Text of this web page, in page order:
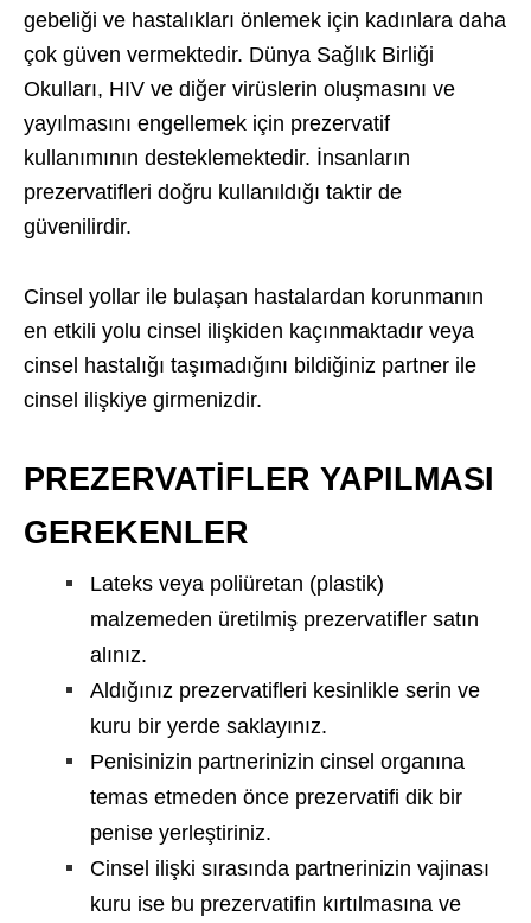
gebeliği ve hastalıkları önlemek için kadınlara daha
çok güven vermektedir. Dünya Sağlık Birliği
Okulları, HIV ve diğer virüslerin oluşmasını ve
yayılmasını engellemek için prezervatif
kullanımının desteklemektedir. İnsanların
prezervatifleri doğru kullanıldığı taktir de
güvenilirdir.
Cinsel yollar ile bulaşan hastalardan korunmanın
en etkili yolu cinsel ilişkiden kaçınmaktadır veya
cinsel hastalığı taşımadığını bildiğiniz partner ile
cinsel ilişkiye girmenizdir.
PREZERVATİFLER YAPILMASI
GEREKENLER
Lateks veya poliüretan (plastik)
malzemeden üretilmiş prezervatifler satın
alınız.
Aldığınız prezervatifleri kesinlikle serin ve
kuru bir yerde saklayınız.
Penisinizin partnerinizin cinsel organına
temas etmeden önce prezervatifi dik bir
penise yerleştiriniz.
Cinsel ilişki sırasında partnerinizin vajinası
kuru ise bu prezervatifin kırtılmasına ve